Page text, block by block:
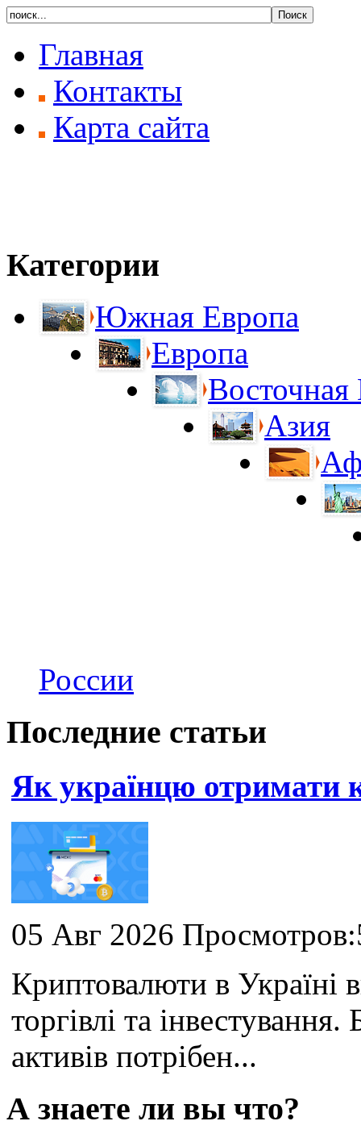
Главная
Контакты
Карта сайта
Категории
Южная Европа
Европа
Восточная
Азия
России
Последние статьи
Як українцю отримати
05 Авг 2026
Криптовалюти в Україні
торгівлі та
активів потрібен...
А знаете ли вы что?